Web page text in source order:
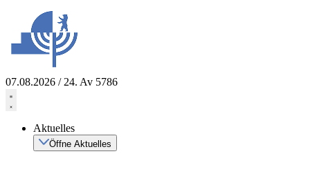
springen
07.08.2026 / 24. Av 5786
Aktuelles
Öffne Aktuelles